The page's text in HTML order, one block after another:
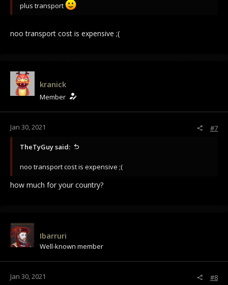
plus transport
noo transport cost is expensive ;(
kranick
Member
Jan 30, 2021 #7
TheTyGuy said:
noo transport cost is expensive ;(
how much for your country?
Ibarruri
Well-known member
Jan 30, 2021 #8